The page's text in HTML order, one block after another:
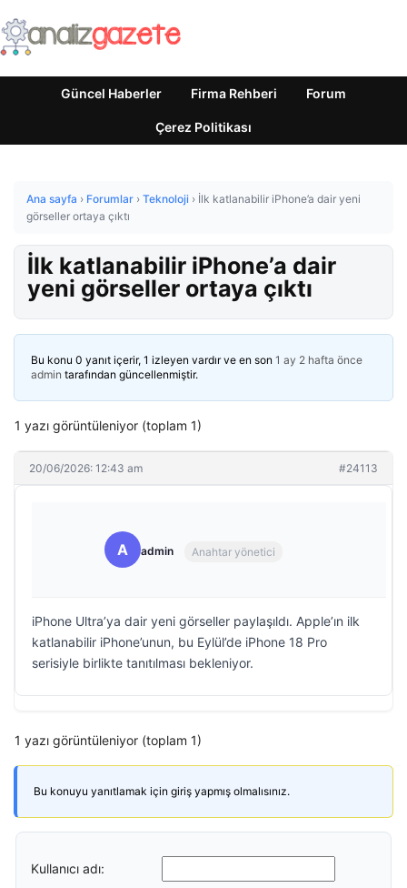
Güncel Haberler Firma Rehberi Forum
Çerez Politikası
Ana sayfa › Forumlar › Teknoloji › İlk katlanabilir iPhone’a dair yeni
görseller ortaya çıktı
İlk katlanabilir iPhone’a dair
yeni görseller ortaya çıktı
Bu konu 0 yanıt içerir, 1 izleyen vardır ve en son 1 ay 2 hafta önce
admin tarafından güncellenmiştir.
1 yazı görüntüleniyor (toplam 1)
20/06/2026: 12:43 am #24113
A admin Anahtar yönetici
iPhone Ultra’ya dair yeni görseller paylaşıldı. Apple’ın ilk
katlanabilir iPhone’unun, bu Eylül’de iPhone 18 Pro
serisiyle birlikte tanıtılması bekleniyor.
1 yazı görüntüleniyor (toplam 1)
Bu konuyu yanıtlamak için giriş yapmış olmalısınız.
Kullanıcı adı: